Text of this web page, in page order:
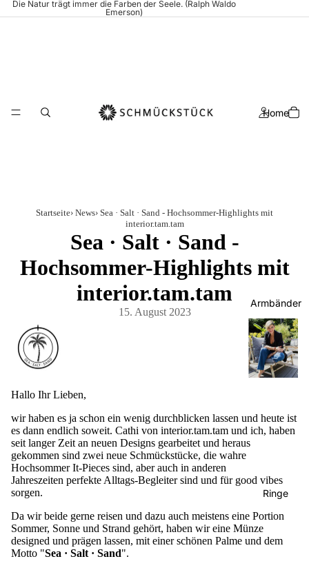
Die Natur trägt immer die Farben der Seele. (Ralph Waldo
Emerson)
Home
Armbänder
HD / HSD
Airys
Mala Triple
Ringe
Startseite› News› Sea · Salt · Sand - Hochsommer-Highlights mit
interior.tam.tam
Sea · Salt · Sand -
Hochsommer-Highlights mit
interior.tam.tam
15. August 2023
Hallo Ihr Lieben,
wir haben es ja schon ein wenig durchblicken lassen und heute ist
es dann endlich soweit. Cathi von interior.tam.tam und ich, haben
seit langer Zeit an neuen Designs gearbeitet und heraus
gekommen sind zwei neue Schmückstücke, die wahre
Hochsommer It-Pieces sind, aber auch in anderen
Jahreszeiten perfekte Alltags-Begleiter sind und für good vibes
sorgen.
Da wir beide gerne reisen und dazu auch meistens eine Portion
Sommer, Sonne und Strand gehört, haben wir eine Münze
designed und prägen lassen, mit einer schönen Palme und dem
Motto "Sea · Salt · Sand".